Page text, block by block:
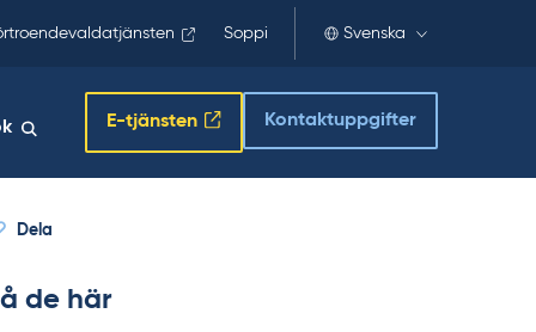
Soppi Svenska
E-tjänsten Kontaktuppgifter
Dela
de här